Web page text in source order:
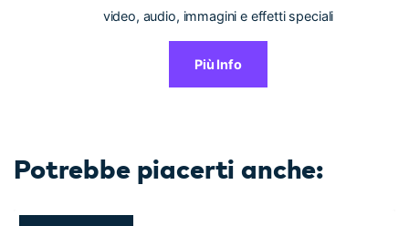
video, audio, immagini e effetti speciali
Più Info
Potrebbe piacerti anche: